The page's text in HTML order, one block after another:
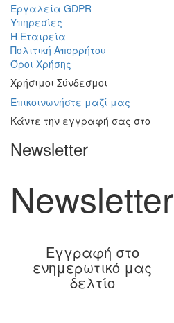
Εργαλεία GDPR
Υπηρεσίες
Η Εταιρεία
Πολιτική Απορρήτου
Όροι Χρήσης
Χρήσιμοι Σύνδεσμοι
Επικοινωνήστε μαζί μας
Κάντε την εγγραφή σας στο
Newsletter
Newsletter
Εγγραφή στο
ενημερωτικό μας
δελτίο